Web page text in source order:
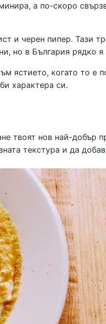
а по-скоро
и черен пипер. Тази
но в България рядко я
ястието, когато то е
характера си.
твоят нов най-добър
текстура и да